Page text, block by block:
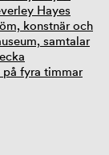
Hayes
konstnär och
samtalar
fyra timmar